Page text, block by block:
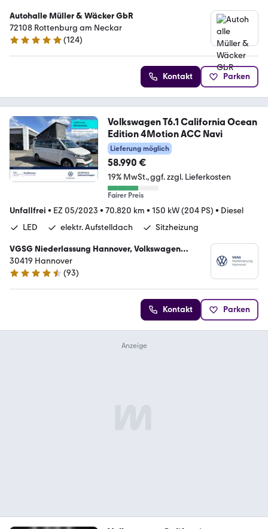
Autohalle Müller & Wäcker GbR
72108 Rottenburg am Neckar
4.9 Sterne
(124)
Kontakt Parken
Volkswagen T6.1 California Ocean
Edition 4Motion ACC Navi
Lieferung möglich
58.990 €
19% MwSt. ggf. zzgl. Lieferkosten
Fairer Preis
Unfallfrei • EZ 05/2023 • 70.820 km • 150 kW (204 PS) • Diesel
LED
elektr. Aufstelldach Sitzheizung
VGSG Niederlassung Hannover, Volkswagen
Gebrauchtfahrzeughandels und Service GmbH
30419 Hannover
4.7 Sterne
(93)
Kontakt Parken